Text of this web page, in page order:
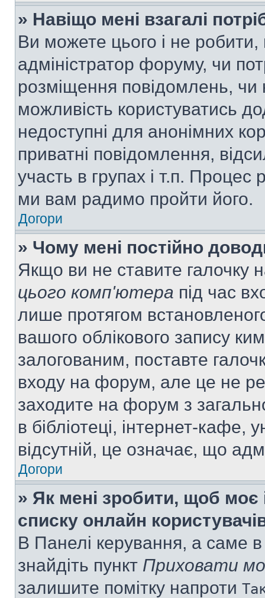
» Навіщо мені взагалі
Ви можете цього і не робити,
адміністратор форуму, чи
розміщення повідомлень, чи
можливість користуватись
недоступні для анонімних
приватні повідомлення,
участь в групах і т.п. Процес
ми вам радимо пройти його.
Догори
» Чому мені постійно
Якщо ви не ставите галочку
цього комп'ютера під час
лише протягом
вашого облікового запису
залогованим, поставте
входу на форум, але це не
заходите на форум з
в бібліотеці, інтернет-кафе,
відсутній, це означає, що
Догори
» Як мені зробити, щоб моє
списку онлайн
В Панелі керування, а саме
знайдіть пункт Приховати
залишите помітку напроти